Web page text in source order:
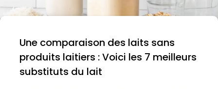
Une comparaison des laits sans
produits laitiers : Voici les 7 meilleurs
substituts du lait